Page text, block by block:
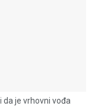
da je vrhovni vođa